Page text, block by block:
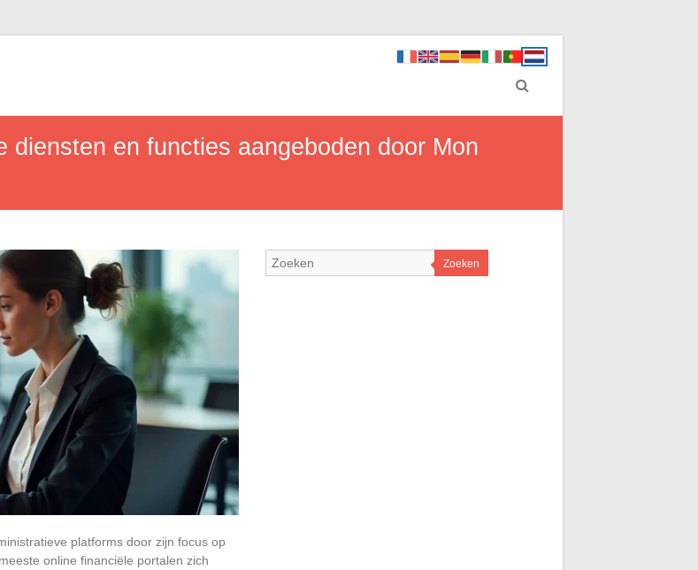
diensten en functies aangeboden door Mon
platforms door zijn focus op
online financiële portalen zich
Zoeken